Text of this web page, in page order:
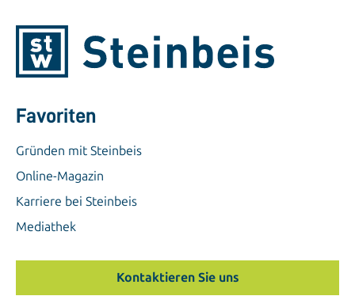
Favoriten
Gründen mit Steinbeis
Online-Magazin
Karriere bei Steinbeis
Mediathek
Kontaktieren Sie uns